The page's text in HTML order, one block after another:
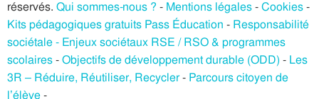
réservés. Qui sommes-nous ? - Mentions légales-Cookies-
Kits pédagogiques gratuits Pass Éducation - Responsabilité
sociétale - Enjeux sociétaux RSE / RSO & programmes
scolaires-Objectifs de développement durable (ODD) - Les
3R – Réduire, Réutiliser, Recycler- Parcours citoyen de
l’élève-